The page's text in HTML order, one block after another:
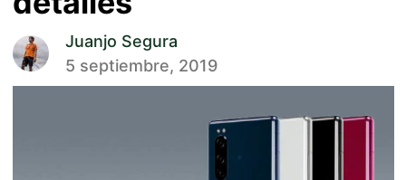
Juanjo Segura
5 septiembre, 2019